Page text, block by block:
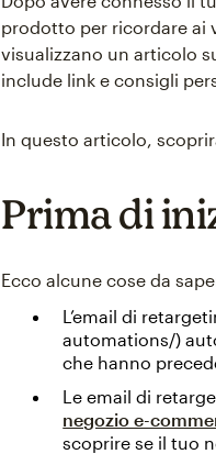
prodotto per ricordare ai
visualizzano un articolo
include link e consigli
In questo articolo,
Prima di
Ecco alcune cose da
L’email di
automations/)
che hanno
Le email di
negozio e-
scoprire se il tuo